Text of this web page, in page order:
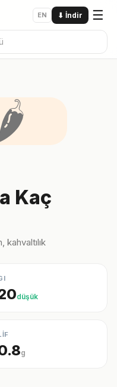
EN ⬇ İndir ☰
Kaç
kahvaltılık
düşük
g